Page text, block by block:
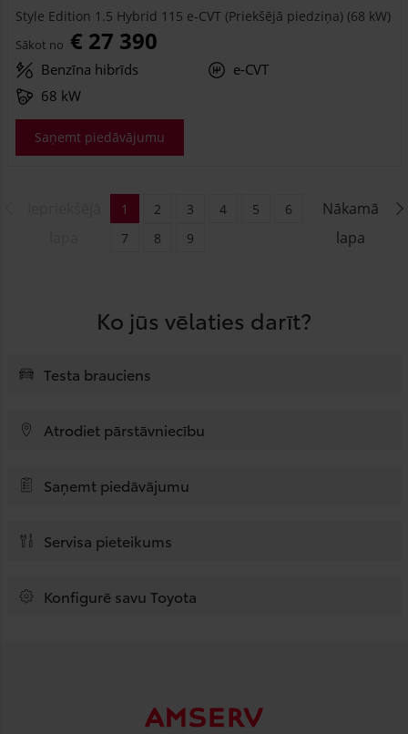
Style Edition 1.5 Hybrid 115 e-CVT (Priekšējā piedziņa) (68 kW)
Sākot no € 27 390
Benzīna hibrīds
e-CVT
68 kW
Saņemt piedāvājumu
Nākamā
lapa
1 2 3 4 5
6
7
8 9
Ko jūs vēlaties darīt?
Testa brauciens
Atrodiet pārstāvniecību
Saņemt piedāvājumu
Servisa pieteikums
Konfigurē savu Toyota